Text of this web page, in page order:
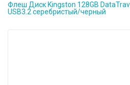
Флеш Диск Kingston 128GB
USB3.2 серебристый/черный